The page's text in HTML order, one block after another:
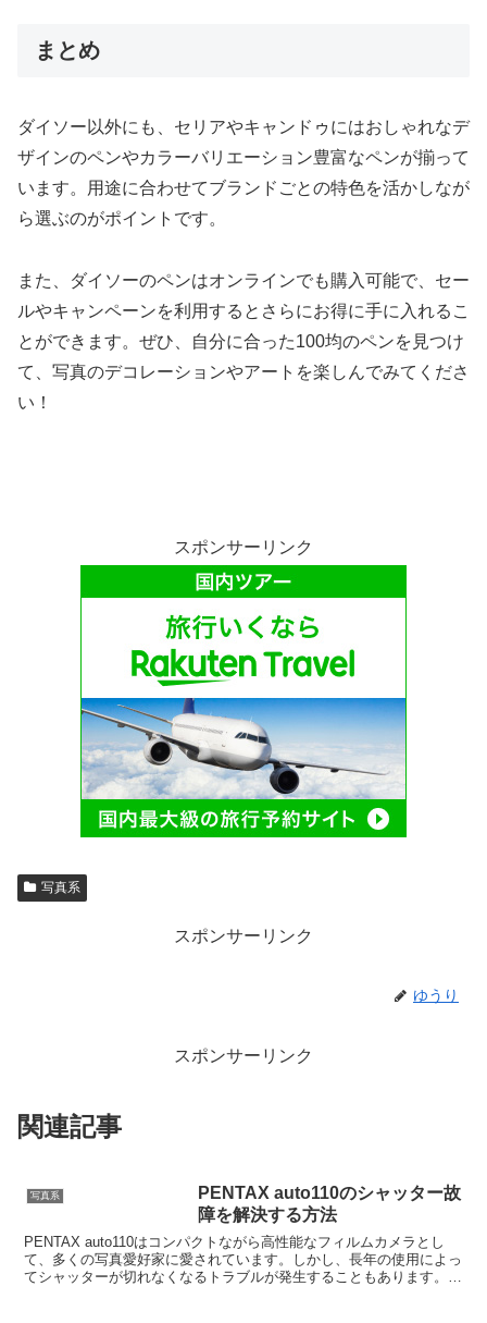
まとめ
ダイソー以外にも、セリアやキャンドゥにはおしゃれなデ
ザインのペンやカラーバリエーション豊富なペンが揃って
います。用途に合わせてブランドごとの特色を活かしなが
ら選ぶのがポイントです。
また、ダイソーのペンはオンラインでも購入可能で、セー
ルやキャンペーンを利用するとさらにお得に手に入れるこ
とができます。ぜひ、自分に合った100均のペンを見つけ
て、写真のデコレーションやアートを楽しんでみてくださ
い！
スポンサーリンク
写真系
スポンサーリンク
ゆうり
スポンサーリンク
関連記事
写真系
PENTAX auto110のシャッター故
障を解決する方法
PENTAX auto110はコンパクトながら高性能なフィルムカメラとし
て、多くの写真愛好家に愛されています。しかし、長年の使用によっ
てシャッターが切れなくなるトラブルが発生することもあります。本